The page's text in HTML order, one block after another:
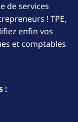
de services
! TPE,
enfin vos
et comptables
: